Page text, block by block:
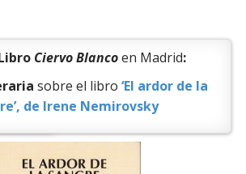
Ciervo Blanco en Madrid:
sobre el libro ‘El ardor de la
de Irene Nemirovsky